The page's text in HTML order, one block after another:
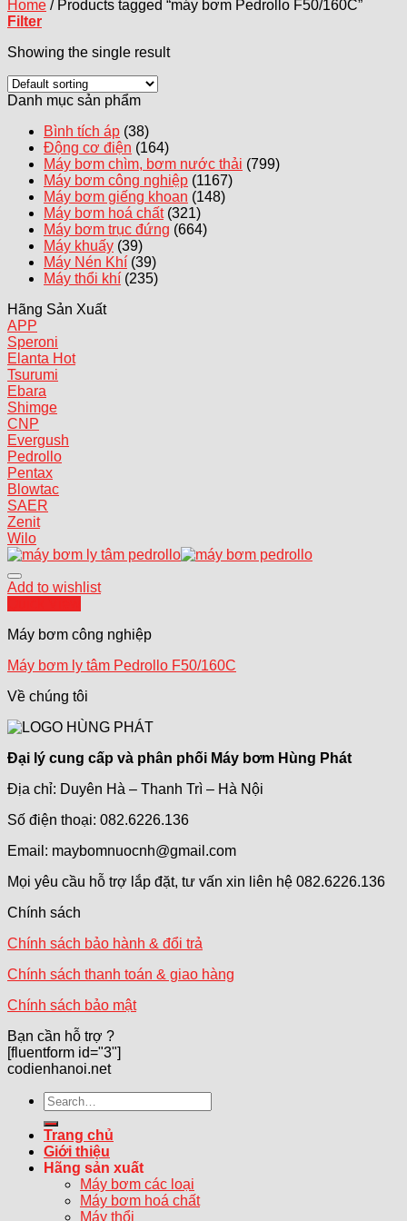
Home /Products tagged “máy bơm Pedrollo F50/160C”
Filter
Showing the single result
Danh mục sản phẩm
Bình tích áp (38)
Động cơ điện (164)
Máy bơm chìm, bơm nước thải (799)
Máy bơm công nghiệp (1167)
Máy bơm giếng khoan (148)
Máy bơm hoá chất (321)
Máy bơm trục đứng (664)
Máy khuấy (39)
Máy Nén Khí (39)
Máy thổi khí (235)
Hãng Sản Xuất
APP
Speroni
Elanta
Tsurumi
Ebara
Shimge
CNP
Evergush
Pedrollo
Pentax
Blowtac
SAER
Zenit
Wilo
Add to wishlist
Máy bơm công nghiệp
Máy bơm ly tâm Pedrollo F50/160C
Về chúng tôi
Đại lý cung cấp và phân phối Máy bơm Hùng Phát
Địa chỉ: Duyên Hà – Thanh Trì – Hà Nội
Số điện thoại: 082.6226.136
Email: maybomnuocnh@gmail.com
Mọi yêu cầu hỗ trợ lắp đặt, tư vấn xin liên hệ 082.6226.136
Chính sách
Chính sách bảo hành & đổi trả
Chính sách thanh toán & giao hàng
Chính sách bảo mật
Bạn cần hỗ trợ ?
[fluentform id="3"]
codienhanoi.net
Search
for:
Trang chủ
Giới thiệu
Hãng sản xuất
Máy bơm các loại
Máy bơm hoá chất
Máy thổi